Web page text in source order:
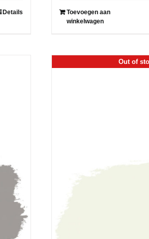
Details
Toevoegen aan
winkelwagen
Out of